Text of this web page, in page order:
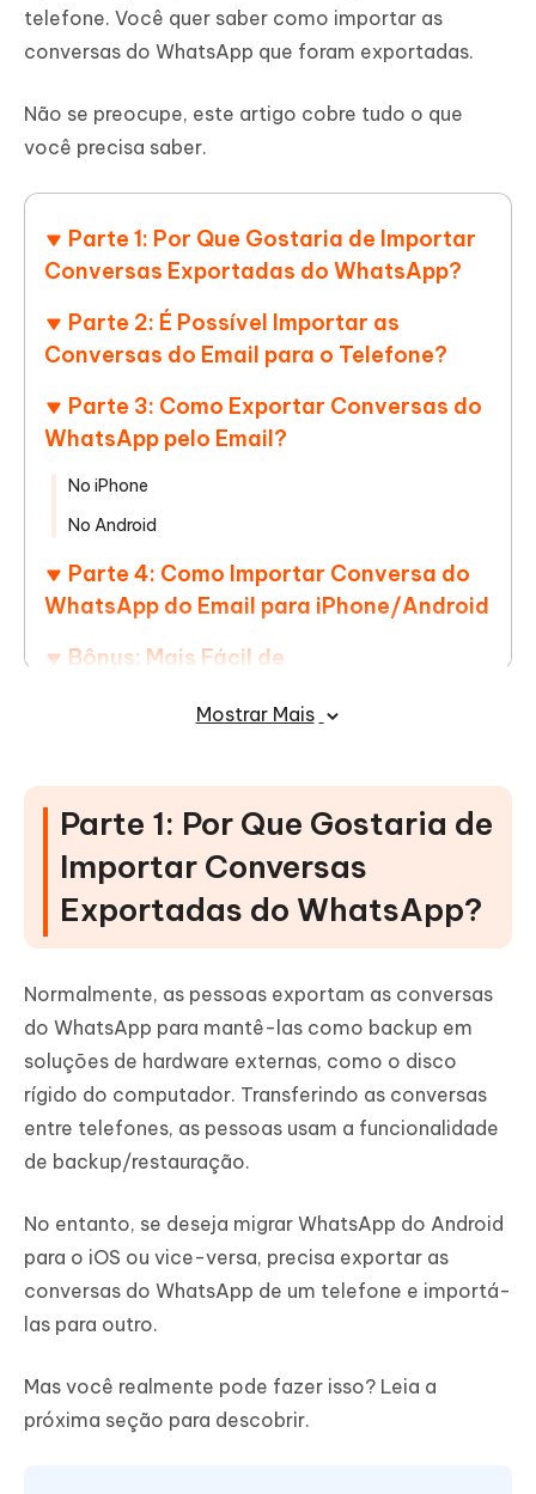
telefone. Você quer saber como importar as
conversas do WhatsApp que foram exportadas.
Não se preocupe, este artigo cobre tudo o que
você precisa saber.
Parte 1: Por Que Gostaria de Importar
Conversas Exportadas do WhatsApp?
Parte 2: É Possível Importar as
Conversas do Email para o Telefone?
Parte 3: Como Exportar Conversas do
WhatsApp pelo Email?
No iPhone
No Android
Parte 4: Como Importar Conversa do
WhatsApp do Email para iPhone/Android
Bônus: Mais Fácil de
WhatsApp entre Android e iPhone
Mostrar Mais
Parte 1: Por Que Gostaria de
Importar Conversas
Exportadas do WhatsApp?
Normalmente, as pessoas exportam as conversas
do WhatsApp para mantê-las como backup em
soluções de hardware externas, como o disco
rígido do computador. Transferindo as conversas
entre telefones, as pessoas usam a funcionalidade
de backup/restauração.
No entanto, se deseja migrar WhatsApp do Android
para o iOS ou vice-versa, precisa exportar as
conversas do WhatsApp de um telefone e importá-
las para outro.
Mas você realmente pode fazer isso? Leia a
próxima seção para descobrir.